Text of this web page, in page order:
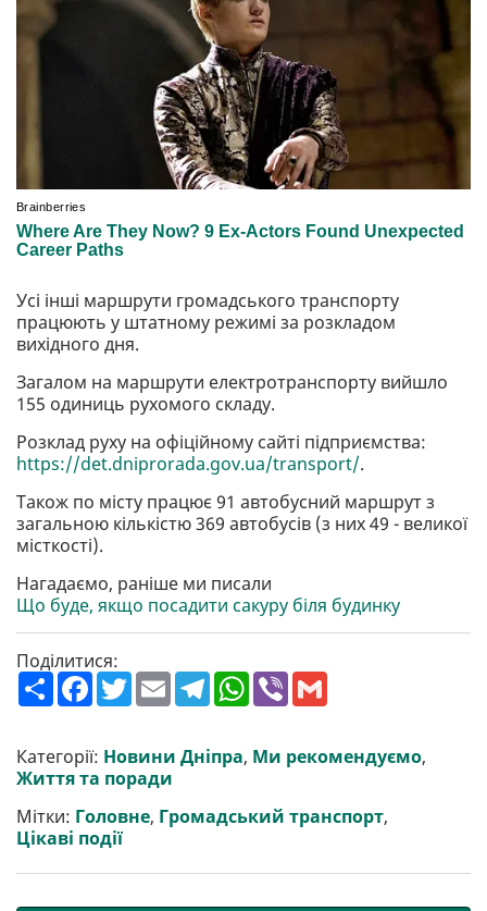
Усі інші маршрути громадського транспорту
працюють у штатному режимі за розкладом
вихідного дня.
Загалом на маршрути електротранспорту вийшло
155 одиниць рухомого складу.
Розклад руху на офіційному сайті підприємства:
https://det.dniprorada.gov.ua/transport/.
Також по місту працює 91 автобусний маршрут з
загальною кількістю 369 автобусів (з них 49 - великої
місткості).
Нагадаємо, раніше ми писали
Що буде, якщо посадити сакуру біля будинку
Поділитися:
П
о
р
и
т
F
a
b
o
o
T
w
t
e
r
E
m
l
T
e
g
r
W
h
s
A
V
r l
Категорії: Новини Дніпра, Ми рекомендуємо,
Життя та поради
Мітки: Головне, Громадський транспорт,
Цікаві події